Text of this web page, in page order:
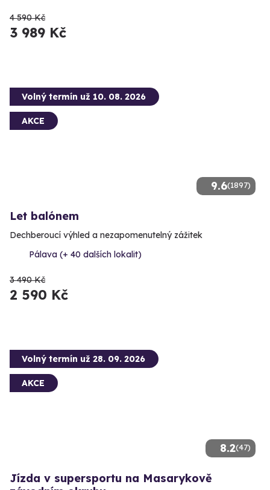
4 590 Kč
3 989 Kč
9.6(1897)
Volný termín už 10. 08. 2026
AKCE
Let balónem
Dechberoucí výhled a nezapomenutelný zážitek
Pálava (+ 40 dalších lokalit)
3 490 Kč
2 590 Kč
8.2(47)
Volný termín už 28. 09. 2026
AKCE
Jízda v supersportu na Masarykově